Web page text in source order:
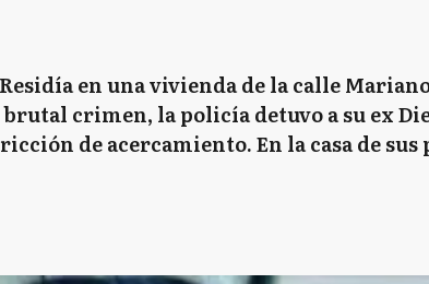
en una vivienda de la calle
crimen, la policía detuvo a su ex
de acercamiento. En la casa de